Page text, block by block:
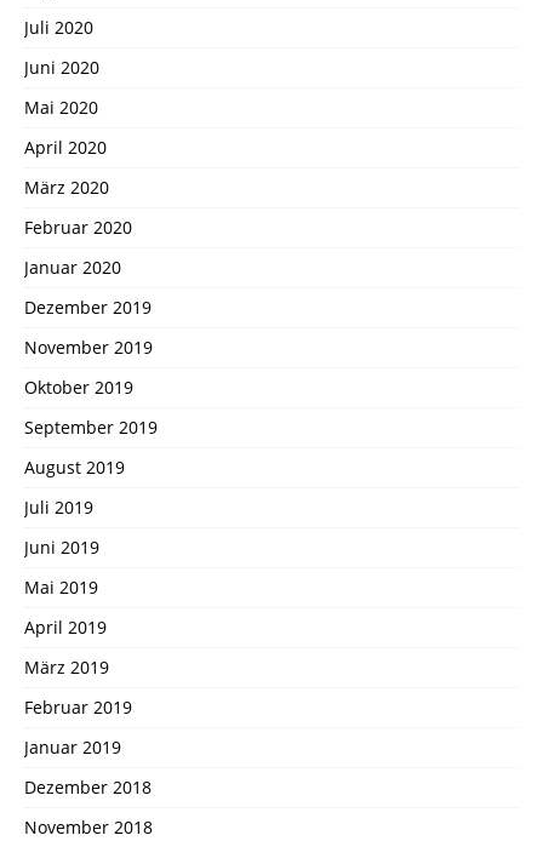
Juli 2020
Juni 2020
Mai 2020
April 2020
März 2020
Februar 2020
Januar 2020
Dezember 2019
November 2019
Oktober 2019
September 2019
August 2019
Juli 2019
Juni 2019
Mai 2019
April 2019
März 2019
Februar 2019
Januar 2019
Dezember 2018
November 2018